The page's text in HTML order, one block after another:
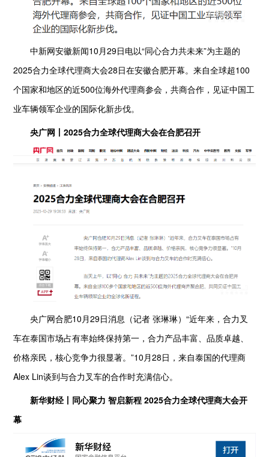
中新网安徽新闻10月29日电以“同心合力共未来”为主题的
2025合力全球代理商大会28日在安徽合肥开幕。来自全球超100
个国家和地区的近500位海外代理商参会，共商合作，见证中国工
业车辆领军企业的国际化新步伐。
央广网丨2025合力全球代理商大会在合肥召开
央广网合肥10月29日消息（记者 张琳琳）“近年来，合力叉
车在泰国市场占有率始终保持第一，合力产品丰富、品质卓越、
价格亲民，核心竞争力很显著。”10月28日，来自泰国的代理商
Alex Lin谈到与合力叉车的合作时充满信心。
新华财经丨同心聚力 智启新程 2025合力全球代理商大会开
幕